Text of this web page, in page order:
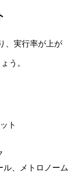
、実行率が上が
う。
ト
ル、メトロノーム